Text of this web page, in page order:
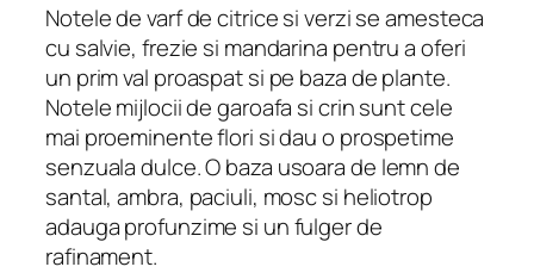
Notele de varf de citrice si verzi se amesteca
cu salvie, frezie si mandarina pentru a oferi
un prim val proaspat si pe baza de plante.
Notele mijlocii de garoafa si crin sunt cele
mai proeminente flori si dau o prospetime
senzuala dulce. O baza usoara de lemn de
santal, ambra, paciuli, mosc si heliotrop
adauga profunzime si un fulger de
rafinament.